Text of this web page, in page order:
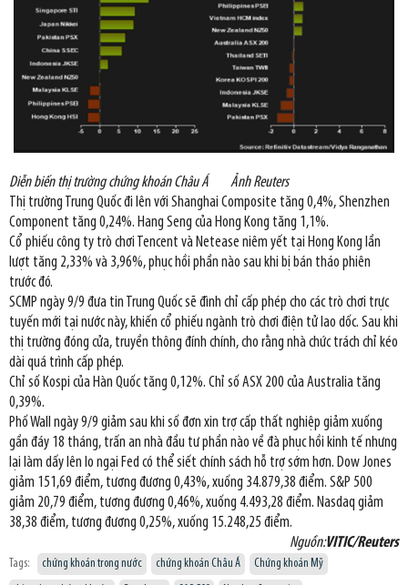
Diễn biến thị trường chứng khoán Châu Á Ảnh Reuters
Thị trường Trung Quốc đi lên với Shanghai Composite tăng 0,4%, Shenzhen
Component tăng 0,24%. Hang Seng của Hong Kong tăng 1,1%.
Cổ phiếu công ty trò chơi Tencent và Netease niêm yết tại Hong Kong lần
lượt tăng 2,33% và 3,96%, phục hồi phần nào sau khi bị bán tháo phiên
trước đó.
SCMP ngày 9/9 đưa tin Trung Quốc sẽ đình chỉ cấp phép cho các trò chơi trực
tuyến mới tại nước này, khiến cổ phiếu ngành trò chơi điện tử lao dốc. Sau khi
thị trường đóng cửa, truyền thông đính chính, cho rằng nhà chức trách chỉ kéo
dài quá trình cấp phép.
Chỉ số Kospi của Hàn Quốc tăng 0,12%. Chỉ số ASX 200 của Australia tăng
0,39%.
Phố Wall ngày 9/9 giảm sau khi số đơn xin trợ cấp thất nghiệp giảm xuống
gần đáy 18 tháng, trấn an nhà đầu tư phần nào về đà phục hồi kinh tế nhưng
lại làm dấy lên lo ngại Fed có thể siết chính sách hỗ trợ sớm hơn. Dow Jones
giảm 151,69 điểm, tương đương 0,43%, xuống 34.879,38 điểm. S&P 500
giảm 20,79 điểm, tương đương 0,46%, xuống 4.493,28 điểm. Nasdaq giảm
38,38 điểm, tương đương 0,25%, xuống 15.248,25 điểm.
Nguồn:VITIC/Reuters
Tags: chứng khoán trong nước chứng khoán Châu Á
Chứng khoán Mỹ